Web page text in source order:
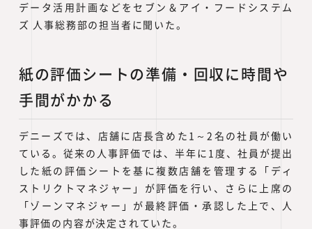
データ活用計画などをセブン＆アイ・フードシステム
ズ 人事総務部の担当者に聞いた。
紙の評価シートの準備・回収に時間や
手間がかかる
デニーズでは、店舗に店長含めた1～2名の社員が働い
ている。従来の人事評価では、半年に1度、社員が提出
した紙の評価シートを基に複数店舗を管理する「ディ
ストリクトマネジャー」が評価を行い、さらに上席の
「ゾーンマネジャー」が最終評価・承認した上で、人
事評価の内容が決定されていた。